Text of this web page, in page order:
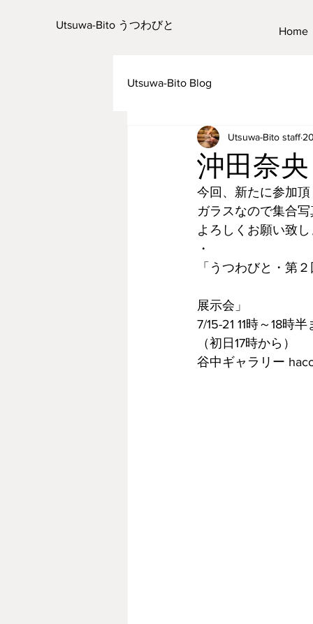
Utsuwa-Bito うつわびと
Home
Utsuwa-Bito Blog
沖田奈央
Utsuwa-Bito staff
今回、新たに参加
ガラスなので集合
よろしくお願い致
・
「うつわびと・第
展示会」
7/15-21 11時～18時半
（初日17時から）
谷中ギャラリー